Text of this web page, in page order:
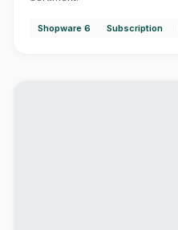
Shopware 6 Subscription